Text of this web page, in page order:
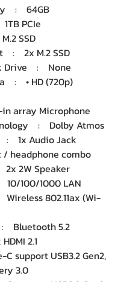
: 64GB
PCIe
SSD
: 2x M.2 SSD
Drive : None
: • HD (720p)
array Microphone
: Dolby Atmos
: 1x Audio Jack
headphone combo
2W Speaker
100/1000 LAN
802.11ax (Wi-
Bluetooth 5.2
2.1
support USB3.2 Gen2,
3.0